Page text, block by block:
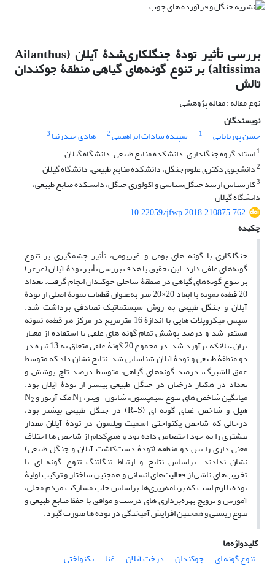
بررسی تأثیر تودۀ جنگلکاری‌شدۀ آیلان (Ailanthus
altissima) بر تنوع گونه‌های گیاهی منطقۀ جوکندان
تالش
نوع مقاله : مقاله پژوهشی
نویسندگان
حسن پوربابایی
1 سپیده سادات ابراهیمی2 هادی حیدرنیا 3
1استاد گروه جنگلداری، دانشکده منابع طبیعی، دانشگاه گیلان
2دانشجوی دکتری علوم جنگل، دانشکدة منابع طبیعی، دانشگاه گیلان
3کارشناس ارشد جنگل‌شناسی و اکولوژی جنگل، دانشکده منابع طبیعی،
دانشگاه گیلان
10.22059/jfwp.2018.210875.762
چکیده
جنگلکاری با گونه ­های بومی و غیربومی، تأثیر چشمگیری بر تنوع
گونه‌های علفی دارد. این تحقیق با هدف بررسی تأثیر تودۀ آیلان (عرعر)
بر تنوع گونه‌های گیاهی در منطقۀ ساحلی جوکندان انجام گرفت. تعداد
20 قطعه نمونه با ابعاد 20×20 متر به‌عنوان قطعات نمونۀ اصلی از تودۀ
آیلان و جنگل طبیعی به روش سیستماتیک تصادفی برداشت شد.
سپس میکروپلات­ هایی با اندازۀ 16 مترمربع در مرکز هر قطعه نمونه
مستقر شد و درصد پوشش تمام گونه ­های علفی با استفاده از معیار
بران – بلانکه برآورد شد. در مجموع 20 گونۀ علفی متعلق به 13 تیره در
دو منطقۀ طبیعی و تودۀ آیلان شناسایی شد. نتایج نشان داد که متوسط
عمق لاشبرگ، درصد گونه‌های گیاهی، متوسط درصد تاج پوشش و
تعداد در هکتار درختان در جنگل طبیعی بیشتر از تودۀ آیلان بود.
میانگین شاخص ­های تنوع سیمپسون، شانون- وینر، N 1 مک آرتور و N2
هیل و شاخص غنای گونه­ ای (R=S) در جنگل طبیعی بیشتر بود،
درحالی ­که شاخص یکنواختی اسمیت ویلسون در تودۀ آیلان مقدار
بیشتری را به خود اختصاص داده بود و هیچ‌کدام از شاخص ­ها اختلاف
معنی­ داری را بین دو منطقه (تودۀ دست‌کاشت آیلان و جنگل طبیعی)
نشان ندادند. براساس نتایج و ارتباط تنگاتنگ تنوع گونه­ ای با
تخریب‌های ناشی از فعالیت‌های انسانی و همچنین ساختار و ترکیب اولیۀ
توده، لازم است که برنامه‌ریزی‌ها براساس جلب مشارکت مردم محلی،
آموزش و ترویج بهره‌برداری­ های درست و موافق با حفظ منابع طبیعی و
تنوع زیستی و همچنین افزایش آمیختگی در توده­ ها صورت گیرد.
کلیدواژه‌ها
تنوع گونه ای
جوکندان درخت آیلان غنا یکنواختی